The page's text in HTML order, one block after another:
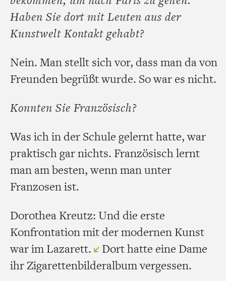
Haben Sie dort mit Leuten aus der
Kunstwelt Kontakt gehabt?
Nein. Man stellt sich vor, dass man da von
Freunden begrüßt wurde. So war es nicht.
Konnten Sie Französisch?
Was ich in der Schule gelernt hatte, war
praktisch gar nichts. Französisch lernt
man am besten, wenn man unter
Franzosen ist.
Dorothea Kreutz: Und die erste
Konfrontation mit der modernen Kunst
war im Lazarett.
Dort hatte eine Dame
ihr Zigarettenbilderalbum vergessen.